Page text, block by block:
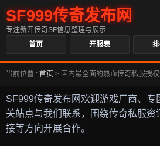
SF999传奇发布网
专注新开传奇SF信息整理与展示
首页
开服表
当前位置 : 首页 > 国内最全面的热血传奇私服授
SF999传奇发布网欢迎游戏厂商、专
关站点与我们联系，围绕传奇私服资
接等方向开展合作。